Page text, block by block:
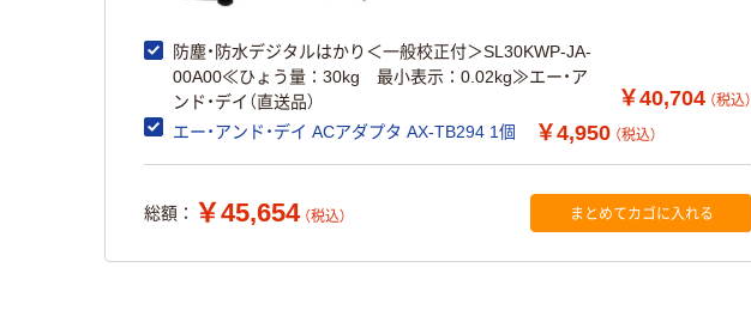
防塵・防水デジタルはかり＜一般校正付＞SL30KWP-JA-
00A00≪ひょう量：30kg 最小表示：0.02kg≫エー・ア
ンド・デイ（直送品）
￥40,704 （税込）
エー・アンド・デイ ACアダプタ AX-TB294 1個 ￥4,950 （税込）
総額： ￥45,654 （税込） まとめてカゴに入れる